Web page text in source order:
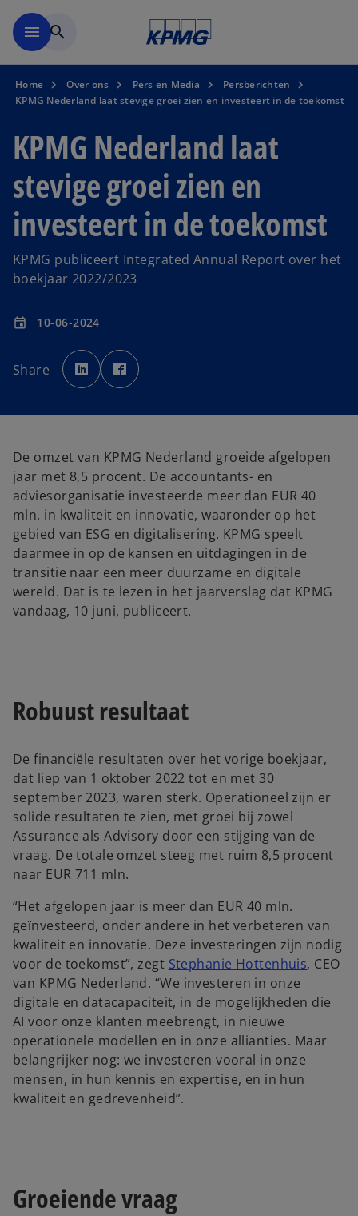
menu search
Home Over ons Pers en Media
Persberichten
KPMG Nederland laat stevige groei zien en investeert in de toekomst
KPMG Nederland laat
stevige groei zien en
investeert in de toekomst
KPMG publiceert Integrated Annual Report over het
boekjaar 2022/2023
event 10-06-2024
Share
o
p
e
n
w
b
p
e
w
t
b
De omzet van KPMG Nederland groeide afgelopen
jaar met 8,5 procent. De accountants- en
adviesorganisatie investeerde meer dan EUR 40
mln. in kwaliteit en innovatie, waaronder op het
gebied van ESG en digitalisering. KPMG speelt
daarmee in op de kansen en uitdagingen in de
transitie naar een meer duurzame en digitale
wereld. Dat is te lezen in het jaarverslag dat KPMG
vandaag, 10 juni, publiceert.
Robuust resultaat
De financiële resultaten over het vorige boekjaar,
dat liep van 1 oktober 2022 tot en met 30
september 2023, waren sterk. Operationeel zijn er
solide resultaten te zien, met groei bij zowel
Assurance als Advisory door een stijging van de
vraag. De totale omzet steeg met ruim 8,5 procent
naar EUR 711 mln.
“Het afgelopen jaar is meer dan EUR 40 mln.
geïnvesteerd, onder andere in het verbeteren van
kwaliteit en innovatie. Deze investeringen zijn nodig
voor de toekomst”, zegt Stephanie Hottenhuis, CEO
van KPMG Nederland. “We investeren in onze
digitale en datacapaciteit, in de mogelijkheden die
AI voor onze klanten meebrengt, in nieuwe
operationele modellen en in onze allianties. Maar
belangrijker nog: we investeren vooral in onze
mensen, in hun kennis en expertise, en in hun
kwaliteit en gedrevenheid”.
Groeiende vraag